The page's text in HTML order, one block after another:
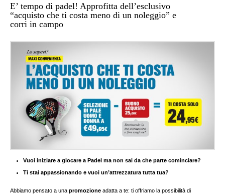
E’ tempo di padel! Approfitta dell’esclusivo
“acquisto che ti costa meno di un noleggio” e
corri in campo
Vuoi iniziare a giocare a Padel ma non sai da che parte cominciare?
Ti stai appassionando e vuoi un’attrezzatura tutta tua?
Abbiamo pensato a una promozione adatta a te: ti offriamo la possibilità di